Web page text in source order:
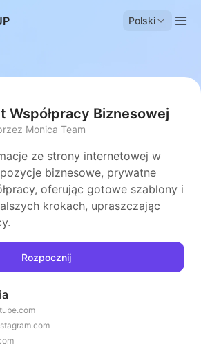
Polski
Współpracy Biznesowej
Monica Team
ze strony internetowej w
biznesowe, prywatne
oferując gotowe szablony i
krokach, upraszczając
Rozpocznij